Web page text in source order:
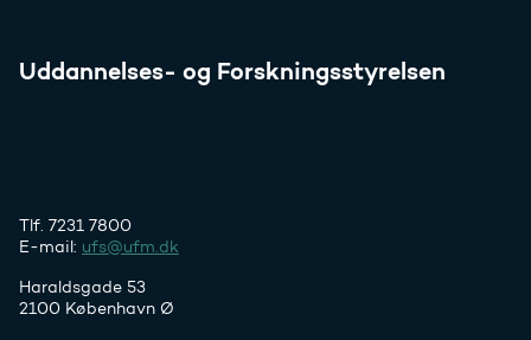
Uddannelses- og Forskningsstyrelsen
Tlf. 7231 7800
E-mail: ufs@ufm.dk
Haraldsgade 53
2100 København Ø